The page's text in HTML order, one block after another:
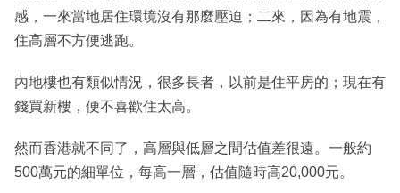
感，一來當地居住環境沒有那麼壓迫；二來，因為有地震，
住高層不方便逃跑。
內地樓也有類似情況，很多長者，以前是住平房的；現在有
錢買新樓，便不喜歡住太高。
然而香港就不同了，高層與低層之間估值差很遠。一般約
500萬元的細單位，每高一層，估值隨時高20,000元。